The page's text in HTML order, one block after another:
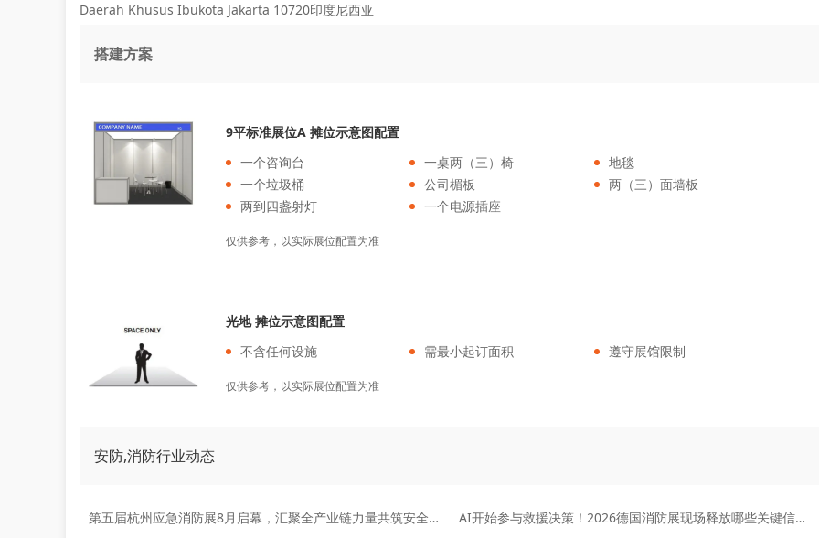
Daerah Khusus Ibukota Jakarta 10720印度尼西亚
搭建方案
9平标准展位A 摊位示意图配置
一个咨询台
一桌两（三）椅
地毯
一个垃圾桶
公司楣板
两（三）面墙板
两到四盏射灯
一个电源插座
仅供参考，以实际展位配置为准
光地 摊位示意图配置
不含任何设施
需最小起订面积 遵守展馆限制
仅供参考，以实际展位配置为准
安防,消防行业动态
第五届杭州应急消防展8月启幕，汇聚全产业链力量共筑安全新生态 AI开始参与救援决策！2026德国消防展现场释放哪些关键信号？